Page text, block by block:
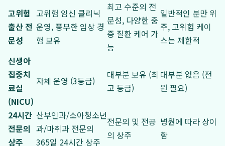
고위험
출산 전
문성
고위험 임신 클리닉
운영, 풍부한 임상 경
험 보유
최고 수준의 전
문성, 다양한 중
증 질환 케어 가
능
일반적인 분만 위
주, 고위험 케이
스는 제한적
신생아
집중치
료실
(NICU)
자체 운영 (3등급)
대부분 보유 (최
고 등급)
대부분 없음 (전
원 필요)
24시간
전문의
상주
산부인과/소아청소년
과/마취과 전문의
365일 24시간 상주
전문의 및 전공
의 상주
병원에 따라 상이
함